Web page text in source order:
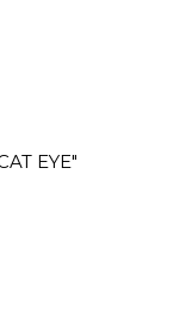
EYE"